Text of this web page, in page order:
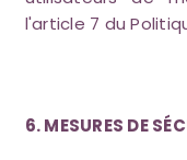
l'article 7 du
6. MESURES DE